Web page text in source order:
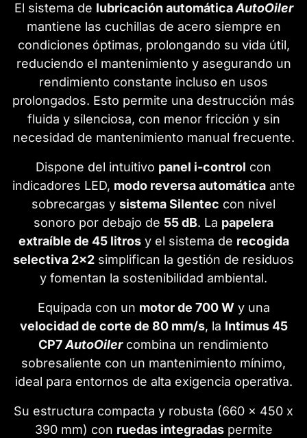
El sistema de lubricación automáticaAutoOiler
mantiene las cuchillas de acero siempre en
condiciones óptimas, prolongando su vida útil,
reduciendo el mantenimiento y asegurando un
rendimiento constante incluso en usos
prolongados. Esto permite una destrucción más
fluida y silenciosa, con menor fricción y sin
necesidad de mantenimiento manual frecuente.
Dispone del intuitivo panel i-control con
indicadores LED, modo reversa automáticaante
sobrecargas y sistema Silentec con nivel
sonoro por debajo de 55 dB. La papelera
extraíble de 45 litrosy el sistema de recogida
selectiva 2x2 simplifican la gestión de residuos
y fomentan la sostenibilidad ambiental.
Equipada con un motor de 700 W y una
velocidad de corte de 80 mm/s, la Intimus 45
CP7AutoOilercombina un rendimiento
sobresaliente con un mantenimiento mínimo,
ideal para entornos de alta exigencia operativa.
Su estructura compacta y robusta (660 x 450 x
390 mm) con ruedas integradaspermite